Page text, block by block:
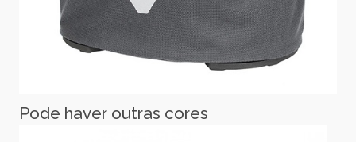
Pode haver outras cores